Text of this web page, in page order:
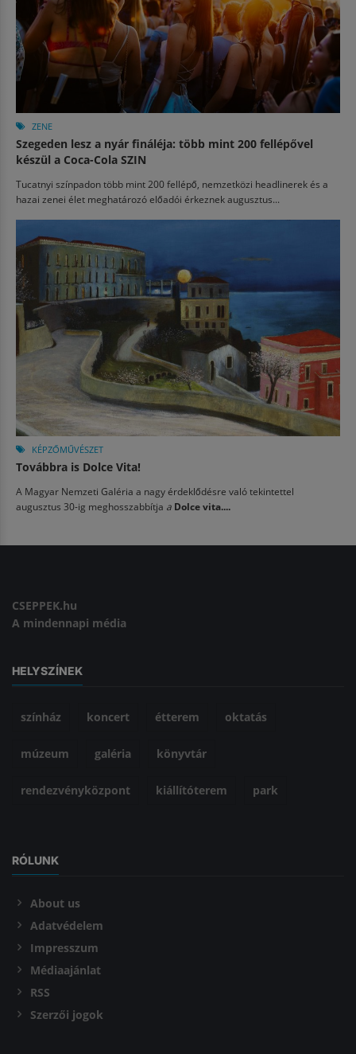
ZENE
Szegeden lesz a nyár fináléja: több mint 200 fellépővel
készül a Coca-Cola SZIN
Tucatnyi színpadon több mint 200 fellépő, nemzetközi headlinerek és a
hazai zenei élet meghatározó előadói érkeznek augusztus...
KÉPZŐMŰVÉSZET
Továbbra is Dolce Vita!
A Magyar Nemzeti Galéria a nagy érdeklődésre való tekintettel
augusztus 30-ig meghosszabbítja a Dolce vita....
CSEPPEK.hu
A mindennapi média
HELYSZÍNEK
színház koncert étterem oktatás
múzeum galéria könyvtár
rendezvényközpont kiállítóterem park
RÓLUNK
About us
Adatvédelem
Impresszum
Médiaajánlat
RSS
Szerzői jogok